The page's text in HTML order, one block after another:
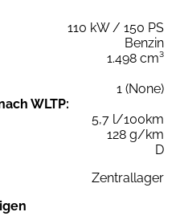
110 kW / 150 PS
Benzin
1.498 cm³
1 (None)
WLTP:
5,7 l/100km
128 g/km
D
Zentrallager